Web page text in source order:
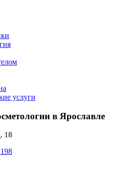
услуги
в Ярославле
18